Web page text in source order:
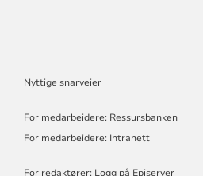
Nyttige snarveier
For medarbeidere: Ressursbanken
For medarbeidere: Intranett
For redaktører: Logg på Episerver